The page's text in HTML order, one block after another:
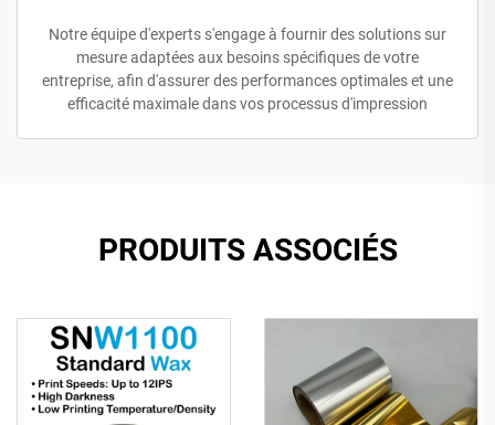
Notre équipe d'experts s'engage à fournir des solutions sur
mesure adaptées aux besoins spécifiques de votre
entreprise, afin d'assurer des performances optimales et une
efficacité maximale dans vos processus d'impression
PRODUITS ASSOCIÉS